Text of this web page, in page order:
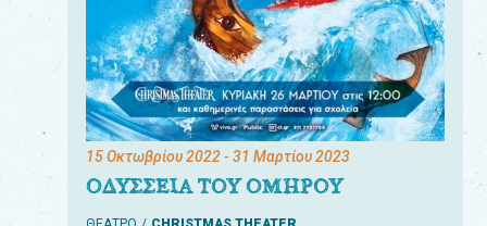
15 Οκτωβρίου 2022- 31 Μαρτίου 2023
ΟΔΥΣΣΕΙΑ ΤΟΥ ΟΜΗΡΟΥ